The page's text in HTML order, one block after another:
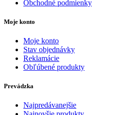
Obchodné podmienky
Moje konto
Moje konto
Stav objednávky
Reklamácie
Obľúbené produkty
Prevádzka
Najpredávanejšie